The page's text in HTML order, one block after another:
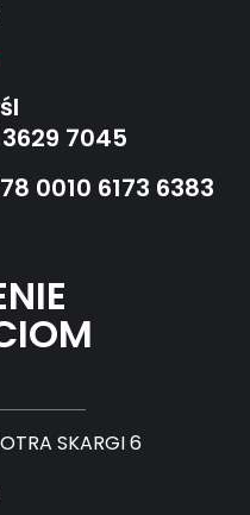
3629 7045
0010 6173 6383
SKARGI 6